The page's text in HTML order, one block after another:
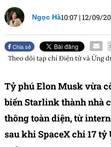
Ngọc Hà10:07 |12/09/
Chia sẻ
Theo dõi tạp chíĐiện tử và Ứng
Tỷ phú Elon Musk vừa
biến Starlink thành nhà
thông toàn diện, từ
sau khi SpaceX chi 17 tỷ